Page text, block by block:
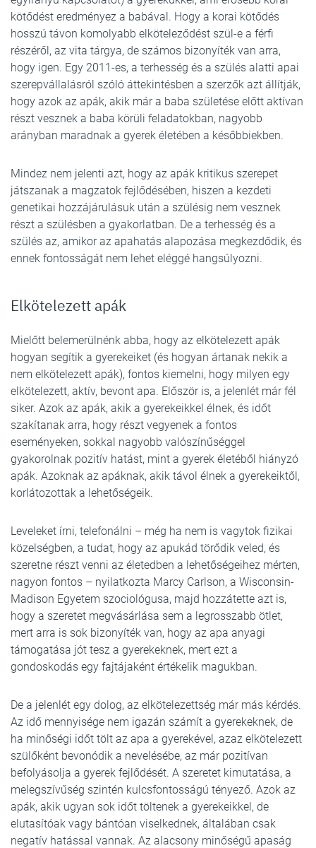
kötődést eredményez a babával. Hogy a korai kötődés
hosszú távon komolyabb elköteleződést szül-e a férfi
részéről, az vita tárgya, de számos bizonyíték van arra,
hogy igen. Egy 2011-es, a terhesség és a szülés alatti apai
szerepvállalásról szóló áttekintésben a szerzők azt állítják,
hogy azok az apák, akik már a baba születése előtt aktívan
részt vesznek a baba körüli feladatokban, nagyobb
arányban maradnak a gyerek életében a későbbiekben.
Mindez nem jelenti azt, hogy az apák kritikus szerepet
játszanak a magzatok fejlődésében, hiszen a kezdeti
genetikai hozzájárulásuk után a szülésig nem vesznek
részt a szülésben a gyakorlatban. De a terhesség és a
szülés az, amikor az apahatás alapozása megkezdődik, és
ennek fontosságát nem lehet eléggé hangsúlyozni.
Elkötelezett apák
Mielőtt belemerülnénk abba, hogy az elkötelezett apák
hogyan segítik a gyerekeiket (és hogyan ártanak nekik a
nem elkötelezett apák), fontos kiemelni, hogy milyen egy
elkötelezett, aktív, bevont apa. Először is, a jelenlét már fél
siker. Azok az apák, akik a gyerekeikkel élnek, és időt
szakítanak arra, hogy részt vegyenek a fontos
eseményeken, sokkal nagyobb valószínűséggel
gyakorolnak pozitív hatást, mint a gyerek életéből hiányzó
apák. Azoknak az apáknak, akik távol élnek a gyerekeiktől,
korlátozottak a lehetőségeik.
Leveleket írni, telefonálni – még ha nem is vagytok fizikai
közelségben, a tudat, hogy az apukád törődik veled, és
szeretne részt venni az életedben a lehetőségeihez mérten,
nagyon fontos – nyilatkozta Marcy Carlson, a Wisconsin-
Madison Egyetem szociológusa, majd hozzátette azt is,
hogy a szeretet megvásárlása sem a legrosszabb ötlet,
mert arra is sok bizonyíték van, hogy az apa anyagi
támogatása jót tesz a gyerekeknek, mert ezt a
gondoskodás egy fajtájaként értékelik magukban.
De a jelenlét egy dolog, az elkötelezettség már más kérdés.
Az idő mennyisége nem igazán számít a gyerekeknek, de
ha minőségi időt tölt az apa a gyerekével, azaz elkötelezett
szülőként bevonódik a nevelésébe, az már pozitívan
befolyásolja a gyerek fejlődését. A szeretet kimutatása, a
melegszívűség szintén kulcsfontosságú tényező. Azok az
apák, akik ugyan sok időt töltenek a gyerekeikkel, de
elutasítóak vagy bántóan viselkednek, általában csak
negatív hatással vannak. Az alacsony minőségű apaság